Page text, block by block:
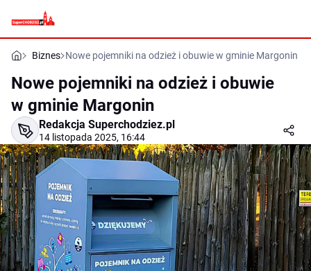
Biznes Nowe pojemniki na odzież i obuwie w gminie Margonin
Nowe pojemniki na odzież i obuwie
w gminie Margonin
Redakcja Superchodziez.pl
14 listopada 2025, 16:44